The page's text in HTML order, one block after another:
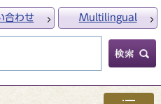
合わせ Multilingual